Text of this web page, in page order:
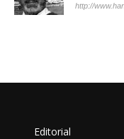
http://
Editorial